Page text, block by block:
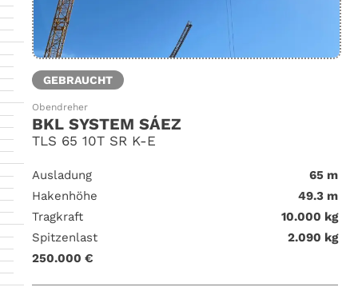
GEBRAUCHT
Obendreher
BKL SYSTEM SÁEZ
TLS 65 10T SR K-E
Ausladung
65 m
Hakenhöhe
49.3 m
Tragkraft
10.000 kg
Spitzenlast
2.090 kg
250.000 €